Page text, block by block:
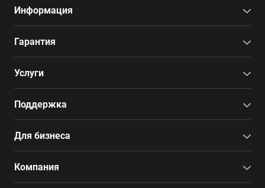
Информация
Гарантия
Услуги
Поддержка
Для бизнеса
Компания